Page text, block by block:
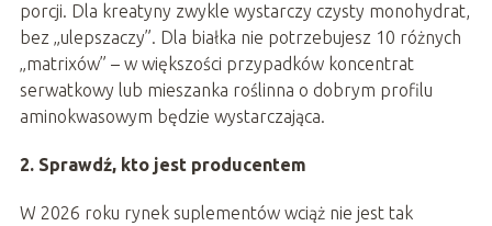
porcji. Dla kreatyny zwykle wystarczy czysty monohydrat,
bez „ulepszaczy”. Dla białka nie potrzebujesz 10 różnych
„matrixów” – w większości przypadków koncentrat
serwatkowy lub mieszanka roślinna o dobrym profilu
aminokwasowym będzie wystarczająca.
2. Sprawdź, kto jest producentem
W 2026 roku rynek suplementów wciąż nie jest tak